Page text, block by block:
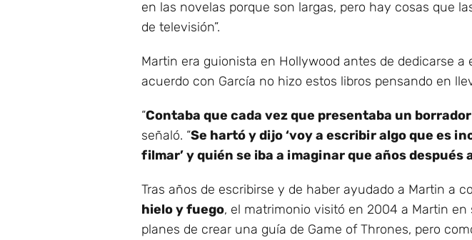
en las novelas porque son largas, pero hay cosas que
de televisión”.
Martin era guionista en Hollywood antes de dedicarse a
acuerdo con García no hizo estos libros pensando en
“Contaba que cada vez que presentaba un
señaló. “Se hartó y dijo ‘voy a escribir algo que es
filmar’ y quién se iba a imaginar que años después
Tras años de escribirse y de haber ayudado a Martin a
hielo y fuego, el matrimonio visitó en 2004 a Martin
planes de crear una guía de Game of Thrones, pero